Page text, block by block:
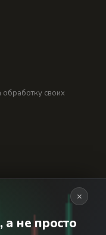
своих
«Банки
×
не просто